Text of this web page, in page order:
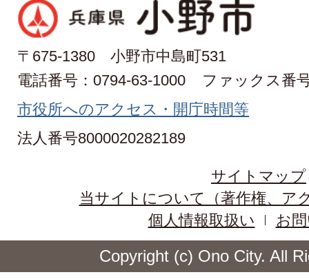
〒675-1380 小野市中島町531
電話番号：0794-63-1000
ファックス番
市役所へのアクセス・開庁時間等
法人番号8000020282189
サイトマップ
当サイトについて（著作権、ア
個人情報取扱い
お
Copyright (c) Ono City. All